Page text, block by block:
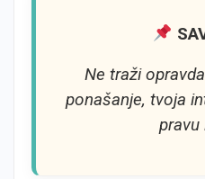
Ne traži
ponašanje, tvoja
pravu